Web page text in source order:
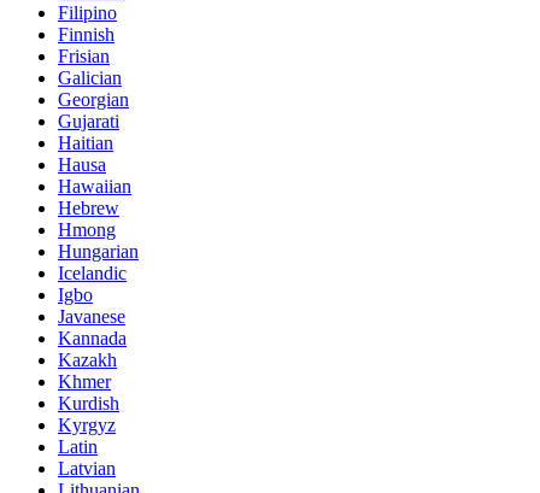
Filipino
Finnish
Frisian
Galician
Georgian
Gujarati
Haitian
Hausa
Hawaiian
Hebrew
Hmong
Hungarian
Icelandic
Igbo
Javanese
Kannada
Kazakh
Khmer
Kurdish
Kyrgyz
Latin
Latvian